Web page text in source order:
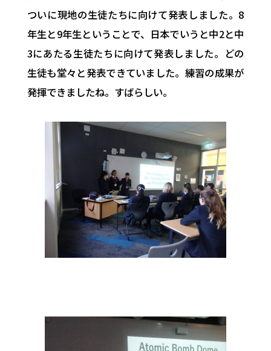
ついに現地の生徒たちに向けて発表しました。8
年生と9年生ということで、日本でいうと中2と中
3にあたる生徒たちに向けて発表しました。どの
生徒も堂々と発表できていました。練習の成果が
発揮できましたね。すばらしい。